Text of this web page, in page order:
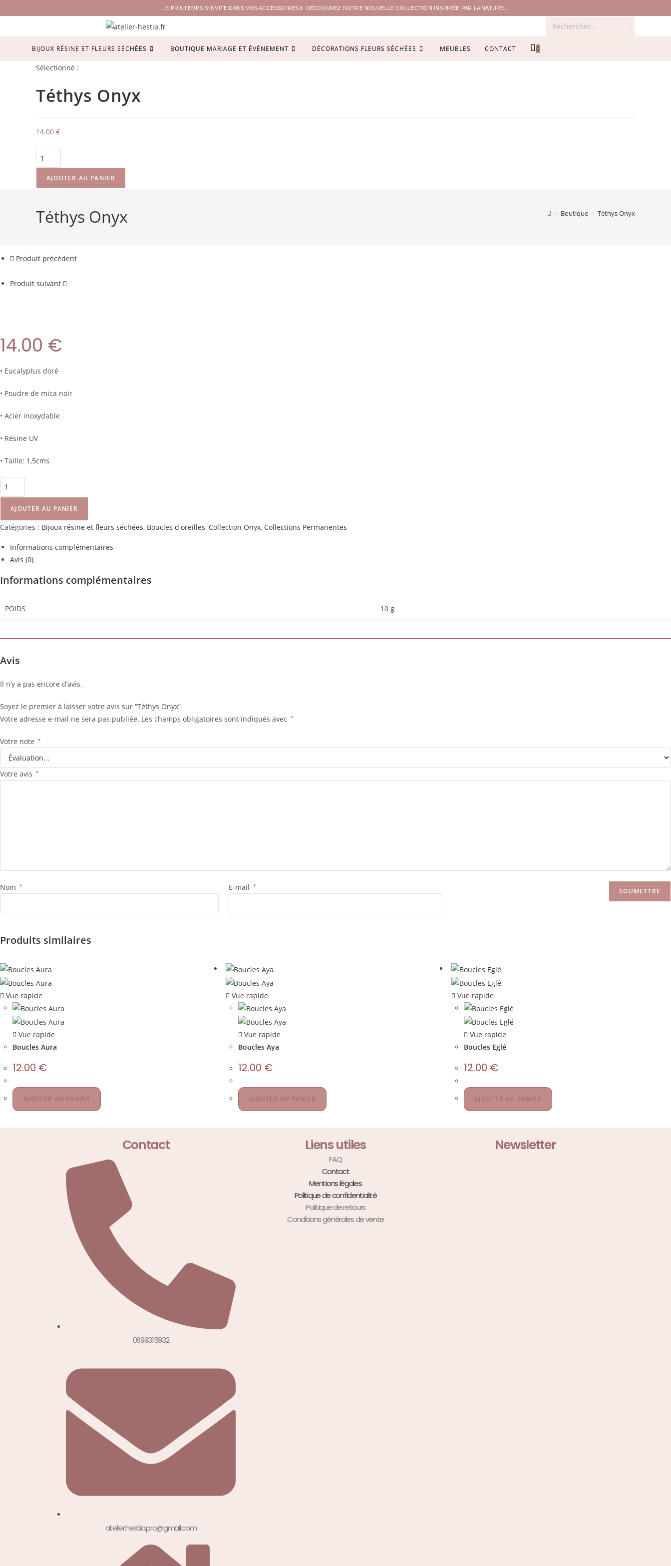
LE PRINTEMPS S'INVITE DANS VOS ACCESSOIRES🌷 DÉCOUVREZ NOTRE NOUVELLE COLLECTION INSPIRÉE PAR LA NATURE...
Rechercher…
BIJOUX RÉSINE ET FLEURS SÉCHÉES BOUTIQUE MARIAGE ET ÉVÈNEMENT DÉCORATIONS FLEURS SÉCHÉES MEUBLES CONTACT 0
Sélectionné :
Téthys Onyx
14.00 €
AJOUTER AU PANIER
Téthys Onyx > Boutique > Téthys Onyx
Produit précédent
Produit suivant
14.00 €
• Eucalyptus doré
• Poudre de mica noir
• Acier inoxydable
• Résine UV
• Taille: 1,5cms
AJOUTER AU PANIER
Catégories : Bijoux résine et fleurs séchées, Boucles d'oreilles, Collection Onyx, Collections Permanentes
Informations complémentaires
Avis (0)
Informations complémentaires
POIDS 10 g
Avis
Il n’y a pas encore d’avis.
Soyez le premier à laisser votre avis sur “Téthys Onyx”
Votre adresse e-mail ne sera pas publiée. Les champs obligatoires sont indiqués avec *
Votre note *
Votre avis *
Nom * E-mail *
Produits similaires
Vue rapide
Vue rapide
Boucles Aura
12.00 €
AJOUTER AU PANIER
Vue rapide
Vue rapide
Boucles Aya
12.00 €
AJOUTER AU PANIER
Vue rapide
Vue rapide
Boucles Eglé
12.00 €
AJOUTER AU PANIER
Contact
0699315932
atelier.hestia.pro@gmail.com
Liens utiles
FAQ
Contact
Mentions légales
Politique de confidentialité
Politique de retours
Conditions générales de vente
Newsletter